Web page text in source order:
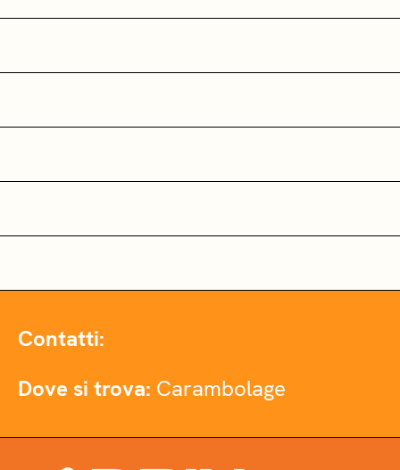
Contatti:
Dove si trova: Carambolage